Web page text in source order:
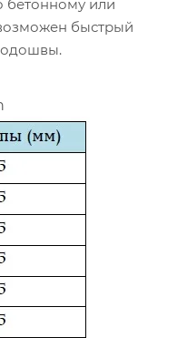
бетонному или
быстрый